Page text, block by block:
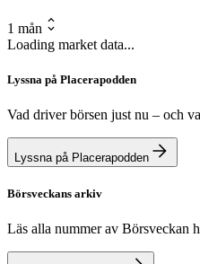
1 mån
Loading market data...
Lyssna på Placerapodden
Vad driver börsen just nu – och
Lyssna på Placerapodden
Börsveckans arkiv
Läs alla nummer av Börsveckan